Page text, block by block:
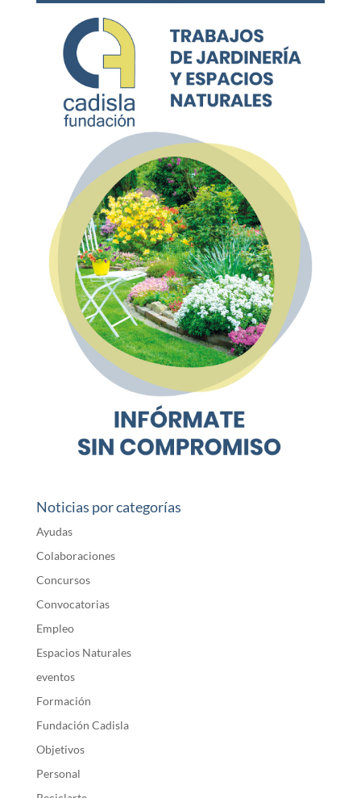
Noticias por categorías
Ayudas
Colaboraciones
Concursos
Convocatorias
Empleo
Espacios Naturales
eventos
Formación
Fundación Cadisla
Objetivos
Personal